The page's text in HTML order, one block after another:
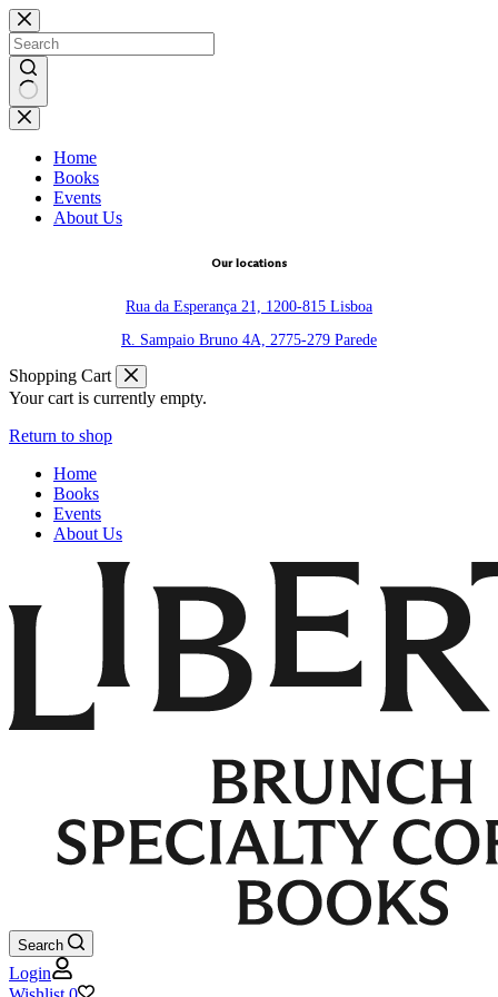
Skip
to
content
No
results
Home
Books
Events
About Us
Our locations
Rua da Esperança 21, 1200-815 Lisboa
R. Sampaio Bruno 4A, 2775-279 Parede
Shopping Cart
Your cart is currently empty.
Return to shop
Home
Books
Events
About Us
Search
Login